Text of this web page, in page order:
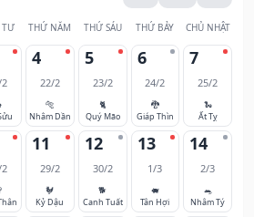
TƯ THỨ NĂM THỨ SÁU THỨ BẢY CHỦ NHẬT
4
22/2
🐅
Nhâm Dần
5
23/2
🐈
Quý Mão
6
24/2
🐉
Giáp Thìn
7
25/2
🐍
Ất Tỵ
11
29/2
🐓
Kỷ Dậu
12
30/2
🐕
Canh Tuất
13
1/3
🐖
Tân Hợi
14
2/3
🐀
Nhâm Tý